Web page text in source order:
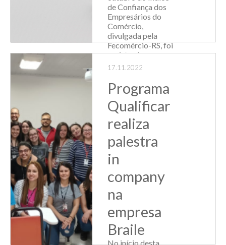
Leia Mais
de Confiança dos
Empresários do
Comércio,
divulgada pela
Fecomércio-RS, foi
registrada nova
alta, com 127,1
significando uma
variação de 6,0%
em relação ao mês
a...
Leia Mais
17.11.2022
Programa
Qualificar
realiza
palestra
in
company
na
empresa
Braile
No início desta